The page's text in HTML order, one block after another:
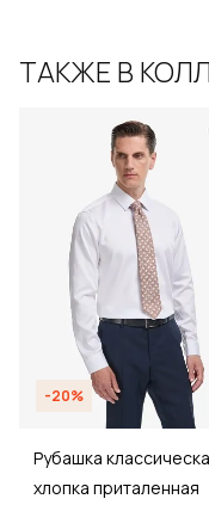
ТАКЖЕ В
-20%
Рубашка
хлопка приталенная